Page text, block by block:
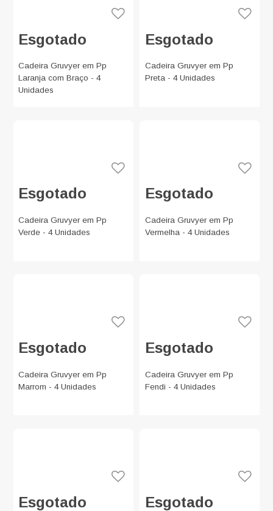
Esgotado
Cadeira Gruvyer em Pp
Laranja com Braço - 4
Unidades
Esgotado
Cadeira Gruvyer em Pp
Preta - 4 Unidades
Esgotado
Cadeira Gruvyer em Pp
Verde - 4 Unidades
Esgotado
Cadeira Gruvyer em Pp
Vermelha - 4 Unidades
Esgotado
Cadeira Gruvyer em Pp
Marrom - 4 Unidades
Esgotado
Cadeira Gruvyer em Pp
Fendi - 4 Unidades
Esgotado Esgotado